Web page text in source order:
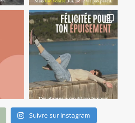
Suivre sur Instagram